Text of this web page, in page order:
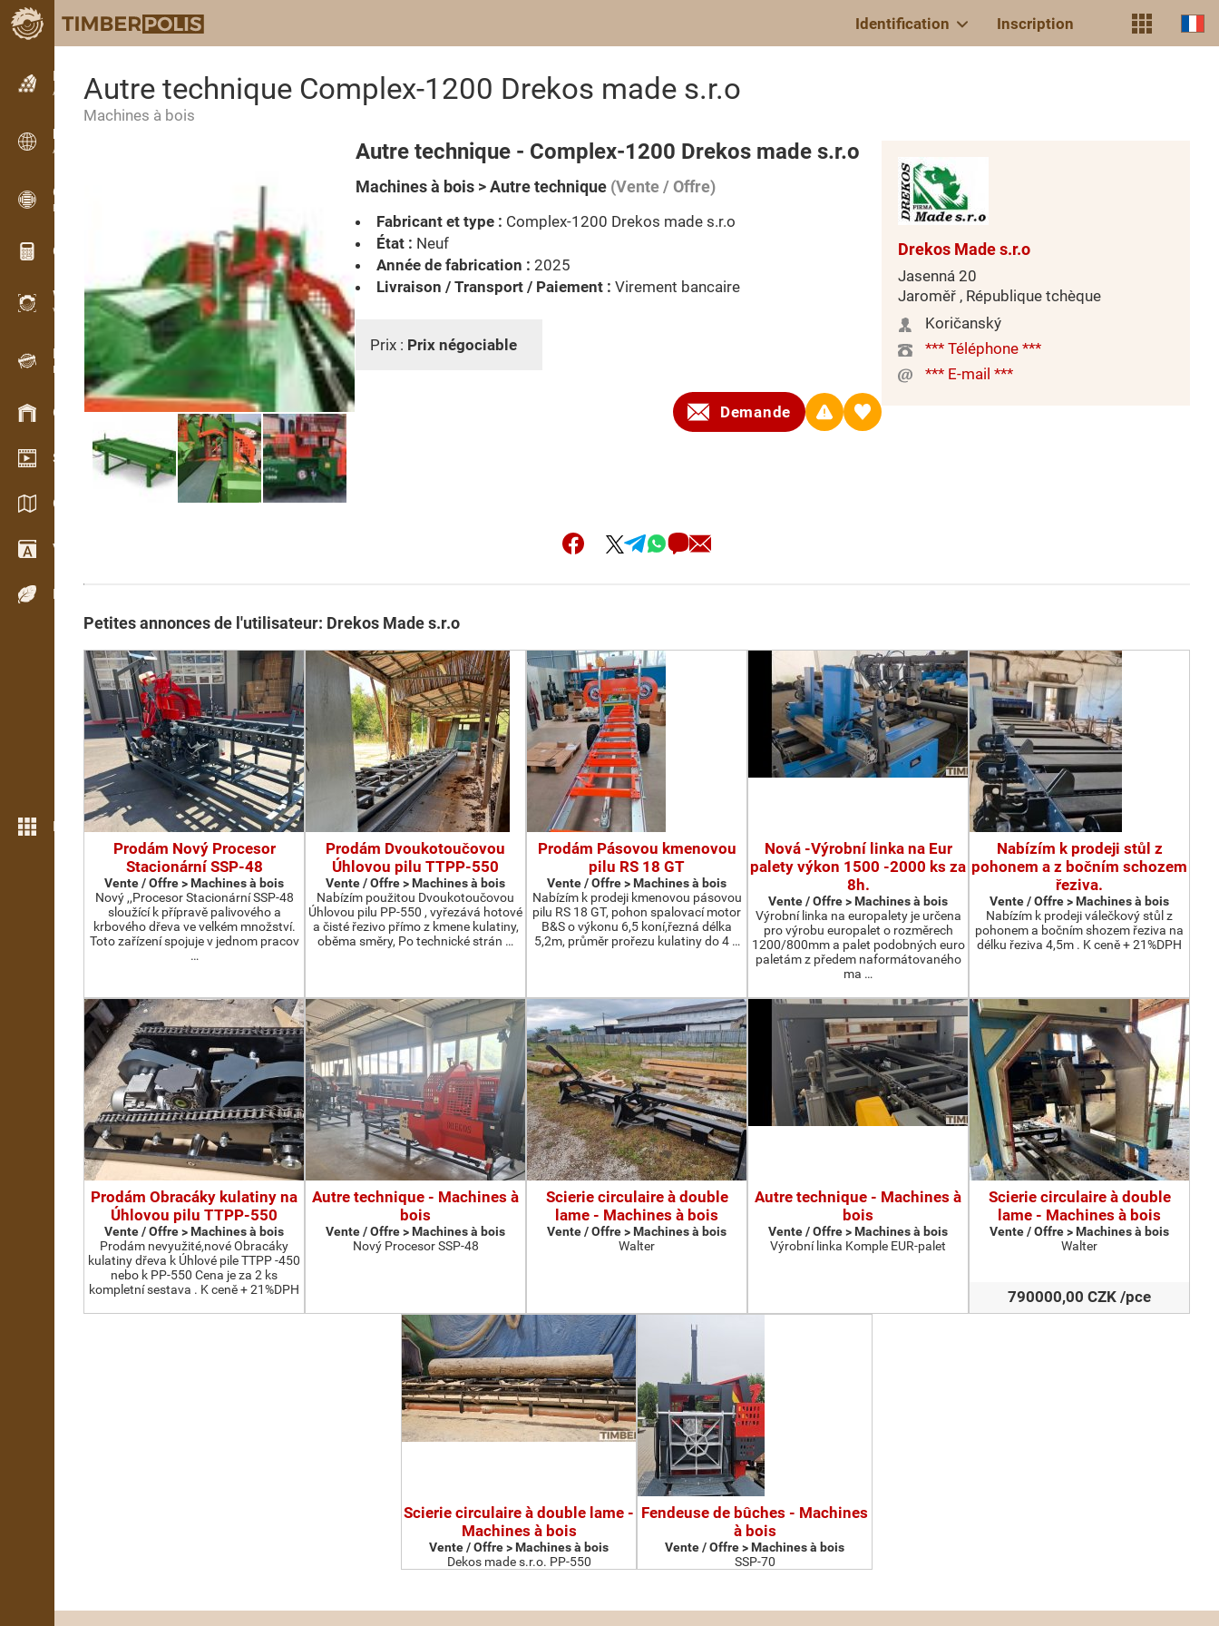
Identification Inscription
Petites annonces
Annonces texte
Petites annonces
Annonces internationales
OPTI-TIMB
Plans de débit
Calculateurs pour le bois
WoodProfi
Volume de bois avec IA
Enregistreur
Inventaire du bois sur le terrain
Gestion du stock
Schowroom vidéo
Catalogues / Brochures
Vocabulaire
Espèces de bois
Plus de fonctions
Autre technique Complex-1200 Drekos made s.r.o
Machines à bois
Autre technique - Complex-1200 Drekos made s.r.o
Machines à bois > Autre technique (Vente / Offre)
Fabricant et type : Complex-1200 Drekos made s.r.o
État : Neuf
Année de fabrication : 2025
Livraison / Transport / Paiement : Virement bancaire
Prix : Prix négociable
Demande
Drekos Made s.r.o
Jasenná 20
Jaroměř , République tchèque
Koričanský
*** Téléphone ***
*** E-mail ***
Petites annonces de l'utilisateur: Drekos Made s.r.o
Prodám Nový Procesor
Stacionární SSP-48
Vente / Offre > Machines à bois
Nový ,,Procesor Stacionární SSP-48
sloužící k přípravě palivového a
krbového dřeva ve velkém množství.
Toto zařízení spojuje v jednom pracov
…
Prodám Dvoukotoučovou
Úhlovou pilu TTPP-550
Vente / Offre > Machines à bois
Nabízím použitou Dvoukotoučovou
Úhlovou pilu PP-550 , vyřezává hotové
a čisté řezivo přímo z kmene kulatiny,
oběma směry, Po technické strán …
Prodám Pásovou kmenovou
pilu RS 18 GT
Vente / Offre > Machines à bois
Nabízím k prodeji kmenovou pásovou
pilu RS 18 GT, pohon spalovací motor
B&S o výkonu 6,5 koní,řezná délka
5,2m, průměr prořezu kulatiny do 4 …
Nová -Výrobní linka na Eur
palety výkon 1500 -2000 ks za
8h.
Vente / Offre > Machines à bois
Výrobní linka na europalety je určena
pro výrobu europalet o rozměrech
1200/800mm a palet podobných euro
paletám z předem naformátovaného
ma …
Nabízím k prodeji stůl z
pohonem a z bočním schozem
řeziva.
Vente / Offre > Machines à bois
Nabízím k prodeji válečkový stůl z
pohonem a bočním shozem řeziva na
délku řeziva 4,5m . K ceně + 21%DPH
Prodám Obracáky kulatiny na
Úhlovou pilu TTPP-550
Vente / Offre > Machines à bois
Prodám nevyužité,nové Obracáky
kulatiny dřeva k Úhlové pile TTPP -450
nebo k PP-550 Cena je za 2 ks
kompletní sestava . K ceně + 21%DPH
Autre technique - Machines à
bois
Vente / Offre > Machines à bois
Nový Procesor SSP-48
Scierie circulaire à double
lame - Machines à bois
Vente / Offre > Machines à bois
Walter
Autre technique - Machines à
bois
Vente / Offre > Machines à bois
Výrobní linka Komple EUR-palet
Scierie circulaire à double
lame - Machines à bois
Vente / Offre > Machines à bois
Walter
790000,00 CZK /pce
Scierie circulaire à double lame -
Machines à bois
Vente / Offre > Machines à bois
Dekos made s.r.o. PP-550
Fendeuse de bûches - Machines
à bois
Vente / Offre > Machines à bois
SSP-70